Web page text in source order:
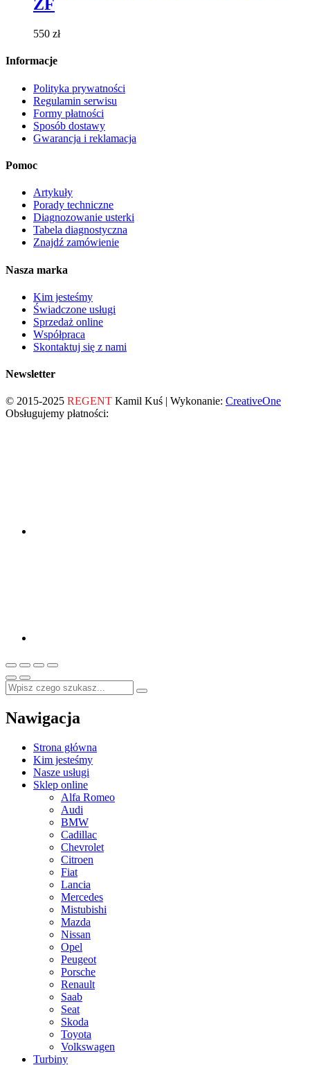
ZF
550 zł
Informacje
Polityka prywatności
Regulamin serwisu
Formy płatności
Sposób dostawy
Gwarancja i reklamacja
Pomoc
Artykuły
Porady techniczne
Diagnozowanie usterki
Tabela diagnostyczna
Znajdź zamówienie
Nasza marka
Kim jesteśmy
Świadczone usługi
Sprzedaż online
Współpraca
Skontaktuj się z nami
Newsletter
© 2015-2025 REGENT Kamil Kuś | Wykonanie: CreativeOne
Obsługujemy płatności:
Nawigacja
Strona główna
Kim jesteśmy
Nasze usługi
Sklep online
Alfa Romeo
Audi
BMW
Cadillac
Chevrolet
Citroen
Fiat
Lancia
Mercedes
Mistubishi
Mazda
Nissan
Opel
Peugeot
Porsche
Renault
Saab
Seat
Skoda
Toyota
Volkswagen
Turbiny